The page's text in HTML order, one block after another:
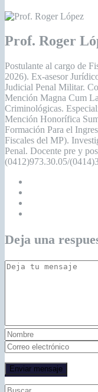
Prof. Roger
Postulante al cargo de
2026). Ex-asesor
Judicial Penal Militar.
Mención Magna Cum
Criminológicas.
Mención Honorífica
Formación Para el
Fiscales del MP).
Penal. Docente pre y
(0412)973.30.05/
Deja una